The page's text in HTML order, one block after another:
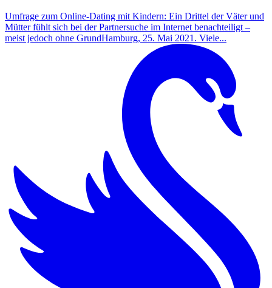
Umfrage zum Online-Dating mit Kindern: Ein Drittel der Väter und
Mütter fühlt sich bei der Partnersuche im Internet benachteiligt –
meist jedoch ohne GrundHamburg, 25. Mai 2021. Viele...